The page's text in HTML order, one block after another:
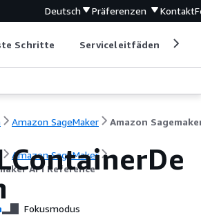
Deutsch Präferenzen Kontakt
Schritte Serviceleitfäden
Amazon SageMaker
Amazon SageMaker
API Reference
Fokusmodus